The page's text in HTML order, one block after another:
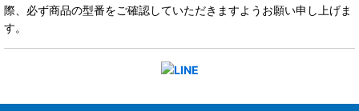
際、必ず商品の型番をご確認していただきますようお願い申し上げま
す。